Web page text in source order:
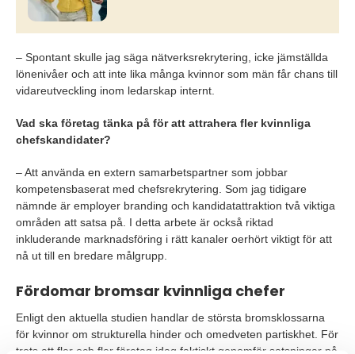
– Spontant skulle jag säga nätverksrekrytering, icke jämställda
lönenivåer och att inte lika många kvinnor som män får chans till
vidareutveckling inom ledarskap internt.
Vad ska företag tänka på för att attrahera fler kvinnliga
chefskandidater?
– Att använda en extern samarbetspartner som jobbar
kompetensbaserat med chefsrekrytering. Som jag tidigare
nämnde är employer branding och kandidatattraktion två viktiga
områden att satsa på. I detta arbete är också riktad
inkluderande marknadsföring i rätt kanaler oerhört viktigt för att
nå ut till en bredare målgrupp.
Fördomar bromsar kvinnliga chefer
Enligt den aktuella studien handlar de största bromsklossarna
för kvinnor om strukturella hinder och omedveten partiskhet. För
trots att fler och fler företag idag faktiskt genomför satsningar på